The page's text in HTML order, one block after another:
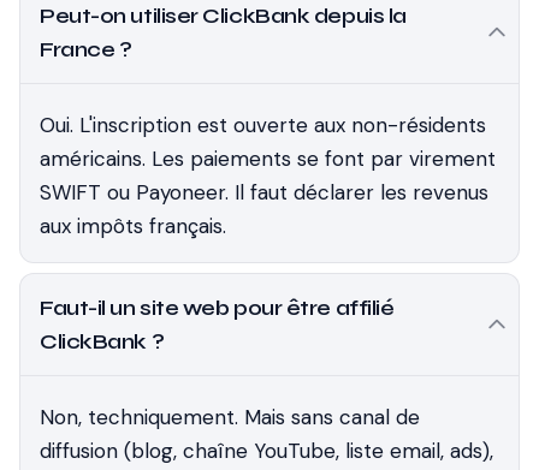
Peut-on utiliser ClickBank depuis la
France ?
Oui. L'inscription est ouverte aux non-résidents
américains. Les paiements se font par virement
SWIFT ou Payoneer. Il faut déclarer les revenus
aux impôts français.
Faut-il un site web pour être affilié
ClickBank ?
Non, techniquement. Mais sans canal de
diffusion (blog, chaîne YouTube, liste email, ads),